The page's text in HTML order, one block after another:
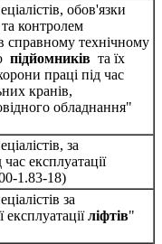
обов'язки
контролем
справному технічному
підйомників та їх
праці під час
кранів,
обладнання"
за
експлуатації
1.83-18)
за
ліфтів"